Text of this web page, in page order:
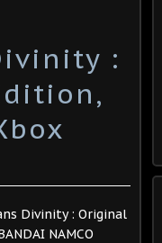
:
Divinity : Original
NAMCO